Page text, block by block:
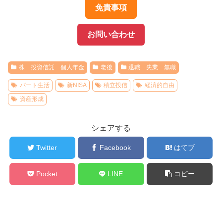
免責事項
お問い合わせ
株 投資信託 個人年金 老後 退職 失業 無職
パート生活 新NISA 積立投信
経済的自由
資産形成
シェアする
Twitter Facebook はてブ
Pocket LINE コピー